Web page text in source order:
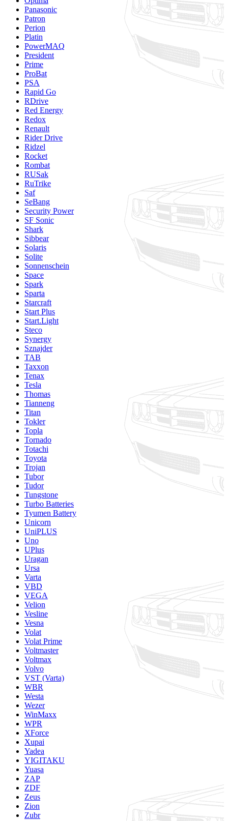
Panasonic
Patron
Perion
Platin
PowerMAQ
President
Prime
ProBat
PSA
Rapid Go
RDrive
Red Energy
Redox
Renault
Rider Drive
Ridzel
Rocket
Rombat
RUSak
RuTrike
Saf
SeBang
Security Power
SF Sonic
Shark
Sibbear
Solaris
Solite
Sonnenschein
Space
Spark
Sparta
Starcraft
Start Plus
Start.Light
Steco
Synergy
Sznajder
TAB
Taxxon
Tenax
Tesla
Thomas
Tianneng
Titan
Tokler
Topla
Tornado
Totachi
Toyota
Trojan
Tubor
Tudor
Tungstone
Turbo Batteries
Tyumen Battery
Unicorn
UniPLUS
Uno
UPlus
Uragan
Ursa
Varta
VBD
VEGA
Velion
Vesline
Vesna
Volat
Volat Prime
Voltmaster
Voltmax
Volvo
VST (Varta)
WBR
Westa
Wezer
WinMaxx
WPR
XForce
Xupai
Yadea
YIGITAKU
Yuasa
ZAP
ZDF
Zeus
Zion
Zubr